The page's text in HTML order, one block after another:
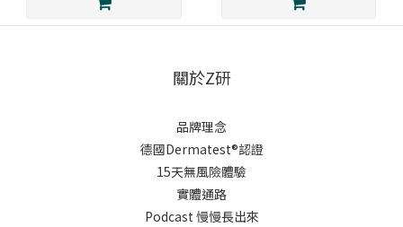
關於Z研
品牌理念
德國Dermatest®認證
15天無風險體驗
實體通路
Podcast 慢慢長出來